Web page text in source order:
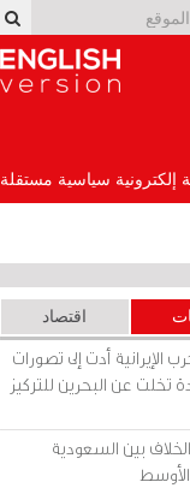
إلكترونية سياسية مستقلة
اقتصاد
الإيرانية أدت إلى تصورات
تخلت عن البحرين للتركيز
بين السعودية